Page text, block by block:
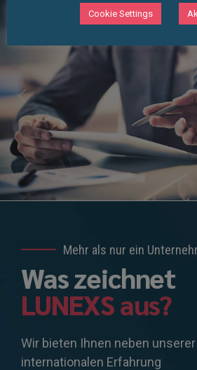
Mehr als nur ein
Was zeichnet
LUNEXS aus?
Wir bieten Ihnen neben
internationalen Erfahrung
Cookie Settings